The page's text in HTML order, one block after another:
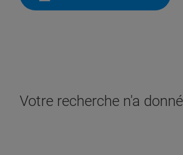
Votre recherche n'a